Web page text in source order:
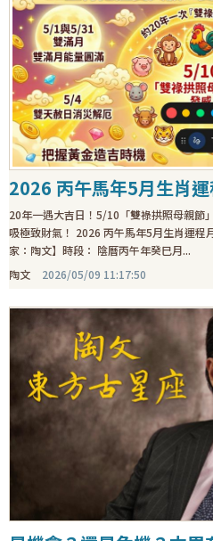
2026 丙午馬年5月生肖運
20年一遇大吉日！5/10「雙祿拱照母親節
吸極致財氣！ 2026 丙午馬年5月生肖運程
家：陶文】時段： 陰曆丙午年癸巳月...
陶文
2026/05/09 11:17:50